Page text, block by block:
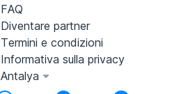
FAQ
Diventare partner
Termini e condizioni
Informativa sulla privacy
Antalya